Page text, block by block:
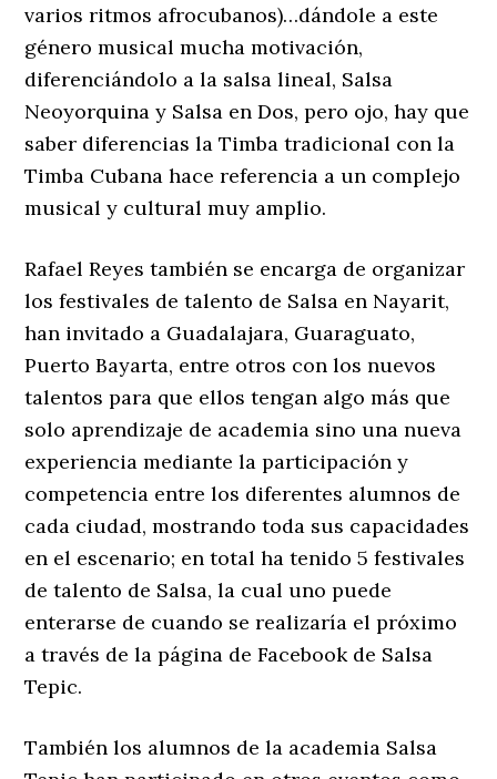
varios ritmos afrocubanos)…dándole a este
género musical mucha motivación,
diferenciándolo a la salsa lineal, Salsa
Neoyorquina y Salsa en Dos, pero ojo, hay que
saber diferencias la Timba tradicional con la
Timba Cubana hace referencia a un complejo
musical y cultural muy amplio.
Rafael Reyes también se encarga de organizar
los festivales de talento de Salsa en Nayarit,
han invitado a Guadalajara, Guaraguato,
Puerto Bayarta, entre otros con los nuevos
talentos para que ellos tengan algo más que
solo aprendizaje de academia sino una nueva
experiencia mediante la participación y
competencia entre los diferentes alumnos de
cada ciudad, mostrando toda sus capacidades
en el escenario; en total ha tenido 5 festivales
de talento de Salsa, la cual uno puede
enterarse de cuando se realizaría el próximo
a través de la página de Facebook de Salsa
Tepic.
También los alumnos de la academia Salsa